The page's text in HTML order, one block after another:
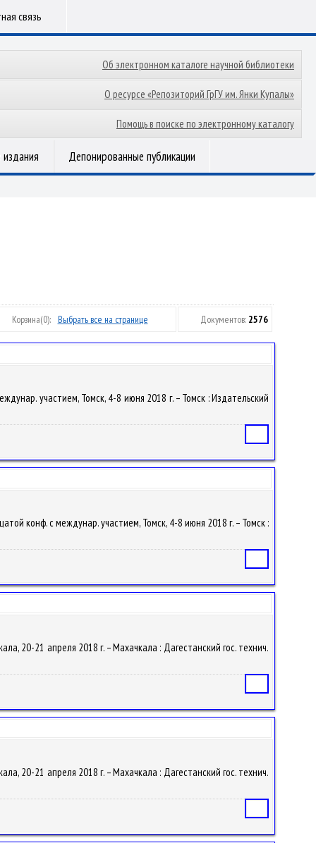
связь
Об электронном каталоге научной библиотеки
О ресурсе «Репозиторий ГрГУ им. Янки Купалы»
Помощь в поиске по электронному каталогу
Депонированные публикации
Корзина(0): Выбрать все на странице Документов: 2576
участием, Томск, 4-8 июня 2018 г. – Томск : Издательский
конф. с междунар. участием, Томск, 4-8 июня 2018 г. – Томск :
20-21 апреля 2018 г. – Махачкала : Дагестанский гос. технич.
20-21 апреля 2018 г. – Махачкала : Дагестанский гос. технич.